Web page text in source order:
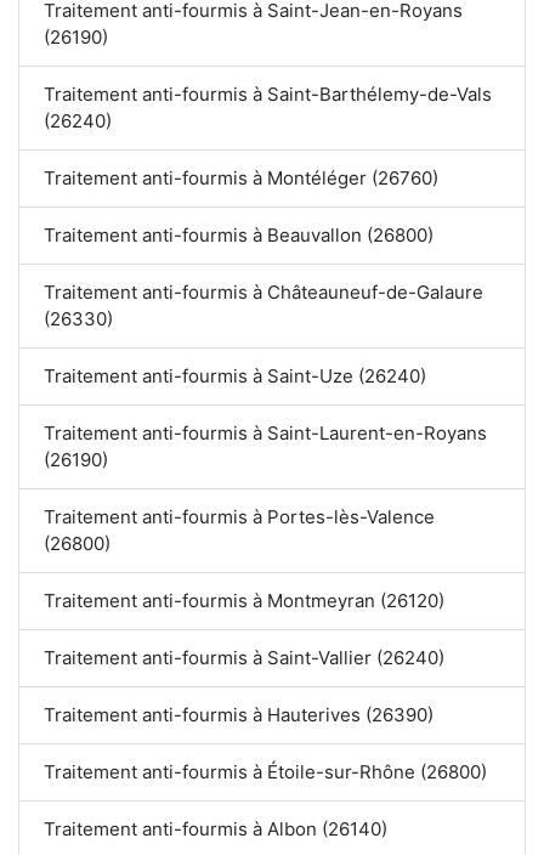
Traitement anti-fourmis à Saint-Jean-en-Royans
(26190)
Traitement anti-fourmis à Saint-Barthélemy-de-Vals
(26240)
Traitement anti-fourmis à Montéléger (26760)
Traitement anti-fourmis à Beauvallon (26800)
Traitement anti-fourmis à Châteauneuf-de-Galaure
(26330)
Traitement anti-fourmis à Saint-Uze (26240)
Traitement anti-fourmis à Saint-Laurent-en-Royans
(26190)
Traitement anti-fourmis à Portes-lès-Valence
(26800)
Traitement anti-fourmis à Montmeyran (26120)
Traitement anti-fourmis à Saint-Vallier (26240)
Traitement anti-fourmis à Hauterives (26390)
Traitement anti-fourmis à Étoile-sur-Rhône (26800)
Traitement anti-fourmis à Albon (26140)